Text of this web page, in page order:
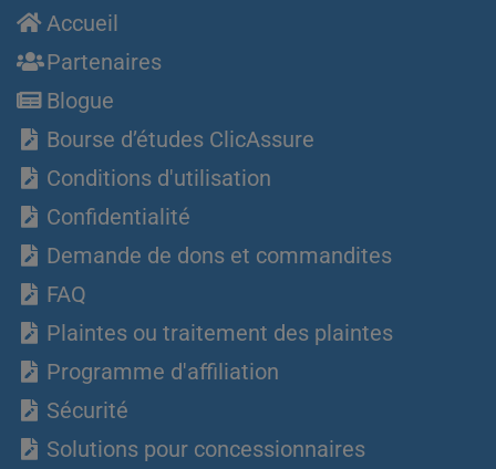
Accueil
Partenaires
Blogue
Bourse d’études ClicAssure
Conditions d'utilisation
Confidentialité
Demande de dons et commandites
FAQ
Plaintes ou traitement des plaintes
Programme d'affiliation
Sécurité
Solutions pour concessionnaires